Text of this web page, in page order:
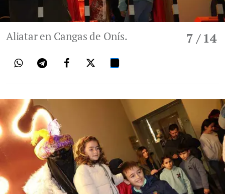
7 / 14
Aliatar en Cangas de Onís.